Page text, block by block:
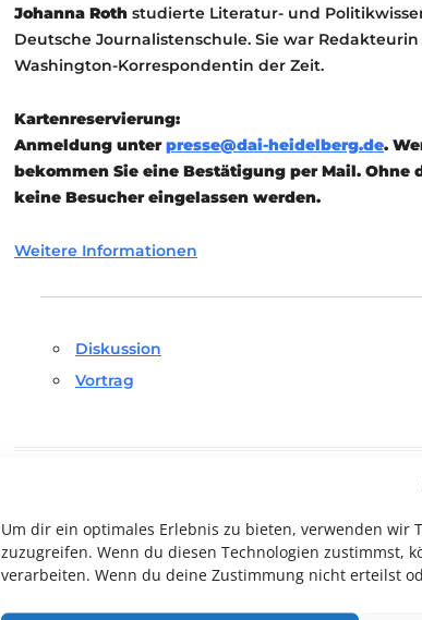
Um dir ein optimales Erlebnis zu bieten, verwenden wir
zuzugreifen. Wenn du diesen Technologien zustimmst,
verarbeiten. Wenn du deine Zustimmung nicht erteilst
Johanna Roth studierte Literatur- und
Deutsche Journalistenschule. Sie war
Washington-Korrespondentin der Zeit.
Kartenreservierung:
Anmeldung unterpresse@dai-heidelberg.de.
bekommen Sie eine Bestätigung per Mail.
keine Besucher eingelassen werden.
Weitere Informationen
Diskussion
Vortrag